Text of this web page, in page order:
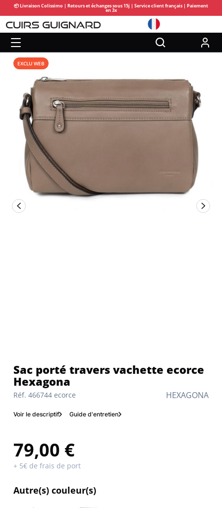
📦 Livraison Colissimo | Retours et échanges sous 15j | Service client français | Paiement
en 3x
HEXAGONA
Réf. 466744 ecorce
Sac porté travers vachette ecorce
Hexagona
Voir le descriptif Guide d'entretien
79,00 €
+ 5€ de frais de port
Autre(s) couleur(s)
EXCLU WEB